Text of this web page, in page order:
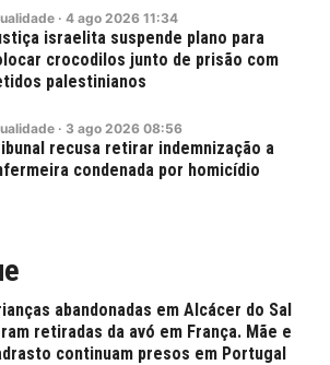
· 4 ago 2026 11:34
israelita suspende plano para
crocodilos junto de prisão com
palestinianos
· 3 ago 2026 08:56
recusa retirar indemnização a
condenada por homicídio
abandonadas em Alcácer do Sal
retiradas da avó em França. Mãe e
continuam presos em Portugal